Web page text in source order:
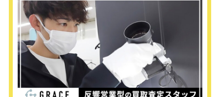
＜未経験からでも活躍出来る理由
は・・・＞
入社後は最長1ヶ月のOJT研修を実
施。
先輩に同行し、仕事の流れを学びま
す。
・今まで買取という仕事をした事なん
てない